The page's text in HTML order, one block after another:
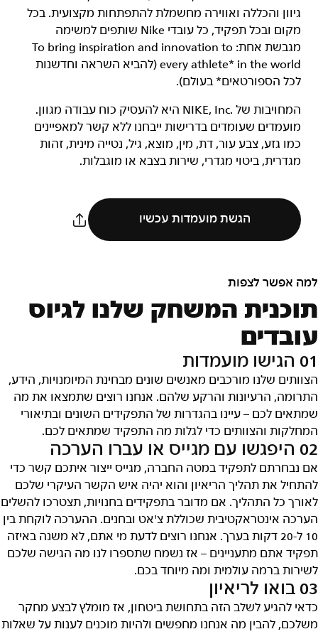
גיוון והכללה ואווירה מחשמלת להתפתחות מקצועית. בכל
מקום ובכל תפקיד, כל עובדי Nike שותפים למשימה
מגבשת אחת: To bring inspiration and innovation to
every athlete* in the world (להביא השראה וחדשנות
לכל הספורטאים* בעולם).
המחויבות של NIKE, Inc.‎ היא להעסיק כוח עבודה מגוון.
מועמדים שעומדים בדרישות ייבחנו ללא קשר למאפיינים
כמו גזע, צבע עור, דת, מין, מוצא, גיל, נטייה מינית, זהות
מגדרית, ביטוי מגדרי, שירות בצבא או מוגבלות.
הגשת מועמדות עכשיו
למה אפשר לצפות
תוכנית המשחק שלנו לגיוס
עובדים
01 הגישו מועמדות
הצוותים שלנו מורכבים מאנשים שונים מבחינת המיומנויות, הידע,
התרומה, הרעיונות והרקע שלהם. אנחנו רוצים שתמצאו את מה
שמתאים לכם – עיינו בהגדרות של התפקידים השונים ובתיאורי
המחלקות והצוותים כדי לגלות מה התפקיד שמתאים לכם.
02 היפגשו עם מגייס או עברו הערכה
אם נבחרתם לתפקיד במטה החברה, מגייס ייצור איתכם קשר כדי
להתחיל את תהליך הריאיון והוא יהיה איש הקשר העיקרי שלכם
לאורך כל התהליך. אם מדובר בתפקידים בחנויות, תצטרכו להשלים
הערכה אינטראקטיבית שכוללת צ'אט ובחנים. ההערכה לוקחת בין
10 ל-20 דקות בערך. אנחנו רוצים לדעת מי אתם, לא משנה באיזה
תפקיד אתם מתעניינים – אז נשמח שתספרו לנו מה הגישה שלכם
לשירות ברמה עולמית ומה מיוחד בכם.
03 בואו לריאיון
כדאי להגיע לשלב הזה בתחושת ביטחון, אז מומלץ לבצע מחקר
משלכם, להבין מה אנחנו מחפשים ולהיות מוכנים לענות על שאלות